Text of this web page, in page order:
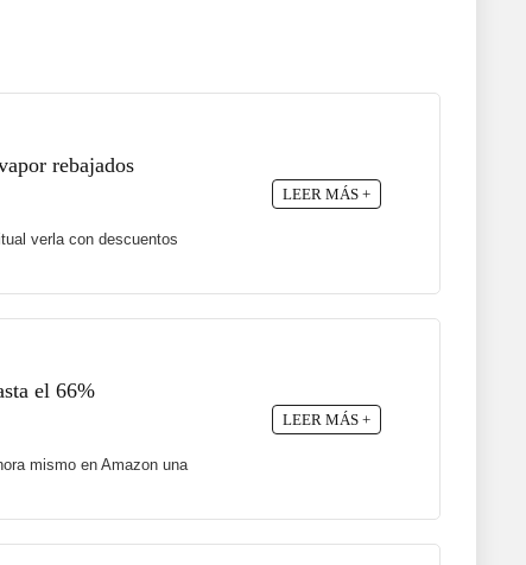
rebajados
verla con descuentos
LEER MÁS +
el 66%
mismo en Amazon una
LEER MÁS +